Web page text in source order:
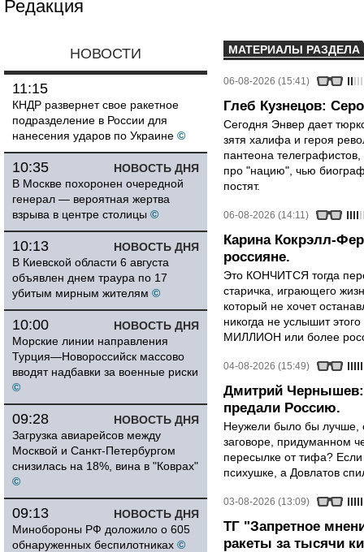
Редакция
НОВОСТИ
11:15
КНДР развернет свое ракетное
подразделение в России для
нанесения ударов по Украине ©
НОВОСТЬ ДНЯ
10:35
В Москве похоронен очередной
генерал — вероятная жертва
взрыва в центре столицы ©
НОВОСТЬ ДНЯ
10:13
В Киевской области 6 августа
объявлен днем траура по 17
убитым мирным жителям ©
НОВОСТЬ ДНЯ
10:00
Морские линии направления
Турция—Новороссийск массово
вводят надбавки за военные риски
©
НОВОСТЬ ДНЯ
09:28
Загрузка авиарейсов между
Москвой и Санкт-Петербургом
снизилась на 18%, вина в "Коврах"
©
НОВОСТЬ ДНЯ
09:13
Минобороны РФ доложило о 605
обнаруженных беспилотниках ©
МАТЕРИАЛЫ РАЗДЕЛА
06-08-2026 (15:41)
Глеб Кузнецов:
Сегодня Энвер дает
зятя халифа и героя
пантеона
про "нацию", чью
постят.
06-08-2026 (14:11)
Карина Кокрэлл-
россияне.
Это КОНЧИТСЯ тогда
старичка, играющего
который не хочет
никогда не услышит
МИЛЛИОН или более
04-08-2026 (15:49)
Дмитрий Чернышев:
предали Россию.
Неужели было бы лучше,
заговоре, придуманном
пересылке от тифа?
психушке, а Довлатов
03-08-2026 (13:09)
ТГ "Запретное
ракеты за тысячи